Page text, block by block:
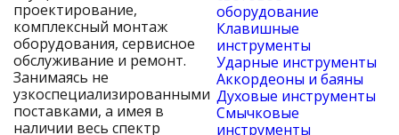
проектирование,
комплексный монтаж
оборудования, сервисное
обслуживание и ремонт.
Занимаясь не
узкоспециализированными
поставками, а имея в
наличии весь спектр
оборудование
Клавишные
инструменты
Ударные инструменты
Аккордеоны и баяны
Духовые инструменты
Смычковые
инструменты